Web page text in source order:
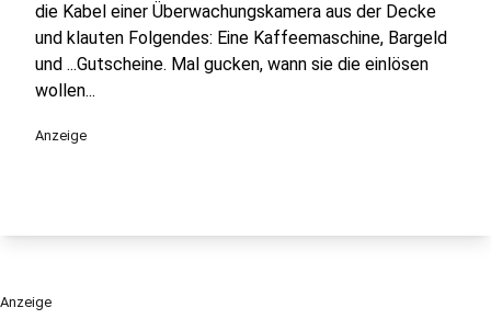
die Kabel einer Überwachungskamera aus der Decke
und klauten Folgendes: Eine Kaffeemaschine, Bargeld
und ...Gutscheine. Mal gucken, wann sie die einlösen
wollen...
Anzeige
Anzeige